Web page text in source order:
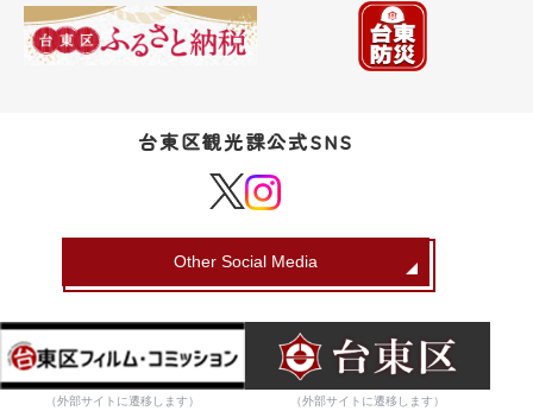
台東区観光課公式SNS
Other Social Media
（外部サイトに遷移します） （外部サイトに遷移します）